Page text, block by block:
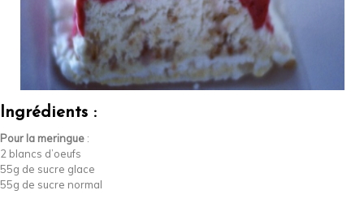
Ingrédients :
Pour la meringue :
2 blancs d’oeufs
55g de sucre glace
55g de sucre normal